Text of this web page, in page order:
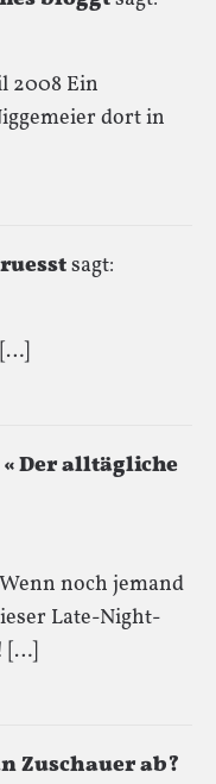
2008 Ein
dort in
sagt:
Der alltägliche
noch jemand
Late-Night-
[…]
Zuschauer ab?